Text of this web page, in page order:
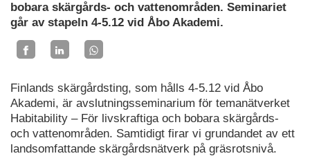
bobara skärgårds- och vattenområden. Seminariet
går av stapeln 4-5.12 vid Åbo Akademi.
Finlands skärgårdsting, som hålls 4-5.12 vid Åbo
Akademi, är avslutningsseminarium för temanätverket
Habitability – För livskraftiga och bobara skärgårds-
och vattenområden. Samtidigt firar vi grundandet av ett
landsomfattande skärgårdsnätverk på gräsrotsnivå.